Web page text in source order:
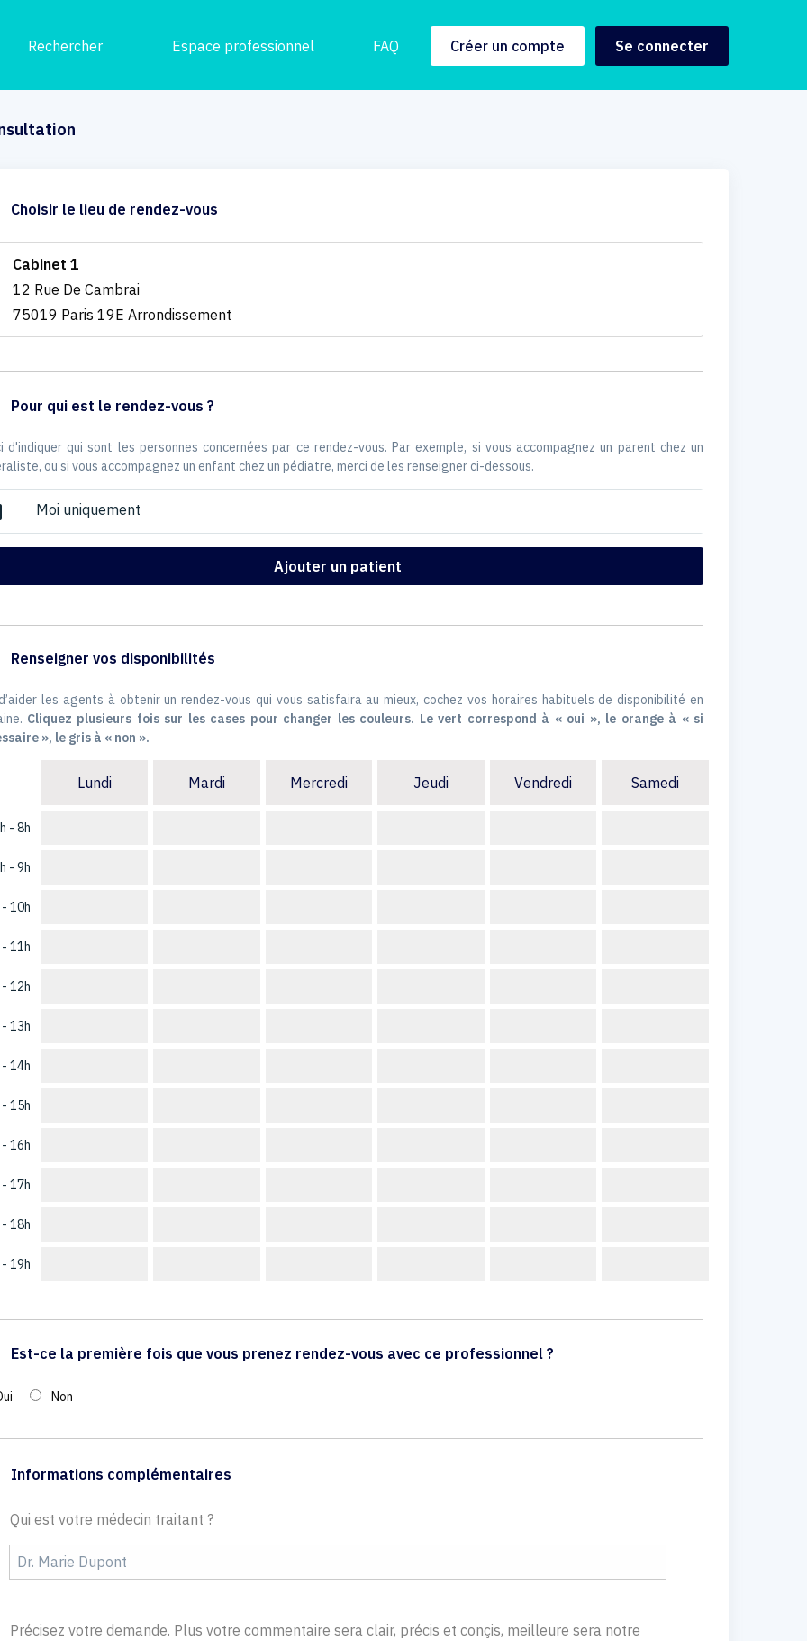
Rechercher Espace professionnel FAQ Créer un compte Se connecter
Choisir le lieu de rendez-vous
Cabinet 1
12 Rue De Cambrai
75019 Paris 19E Arrondissement
Pour qui est le rendez-vous ?
d'indiquer qui sont les personnes concernées par ce rendez-vous. Par exemple, si vous accompagnez un parent chez un
ou si vous accompagnez un enfant chez un pédiatre, merci de les renseigner ci-dessous.
Moi uniquement
Ajouter un patient
Renseigner vos disponibilités
les agents à obtenir un rendez-vous qui vous satisfaira au mieux, cochez vos horaires habituels de disponibilité en
Cliquez plusieurs fois sur les cases pour changer les couleurs. Le vert correspond à « oui », le orange à « si
», le gris à « non ».
- 8h
- 9h
10h
11h
12h
13h
14h
15h
16h
17h
18h
19h
Lundi Mardi Mercredi Jeudi Vendredi Samedi
Est-ce la première fois que vous prenez rendez-vous avec ce professionnel ?
Non
Informations complémentaires
Qui est votre médecin traitant ?
Précisez votre demande. Plus votre commentaire sera clair, précis et conçis, meilleure sera notre